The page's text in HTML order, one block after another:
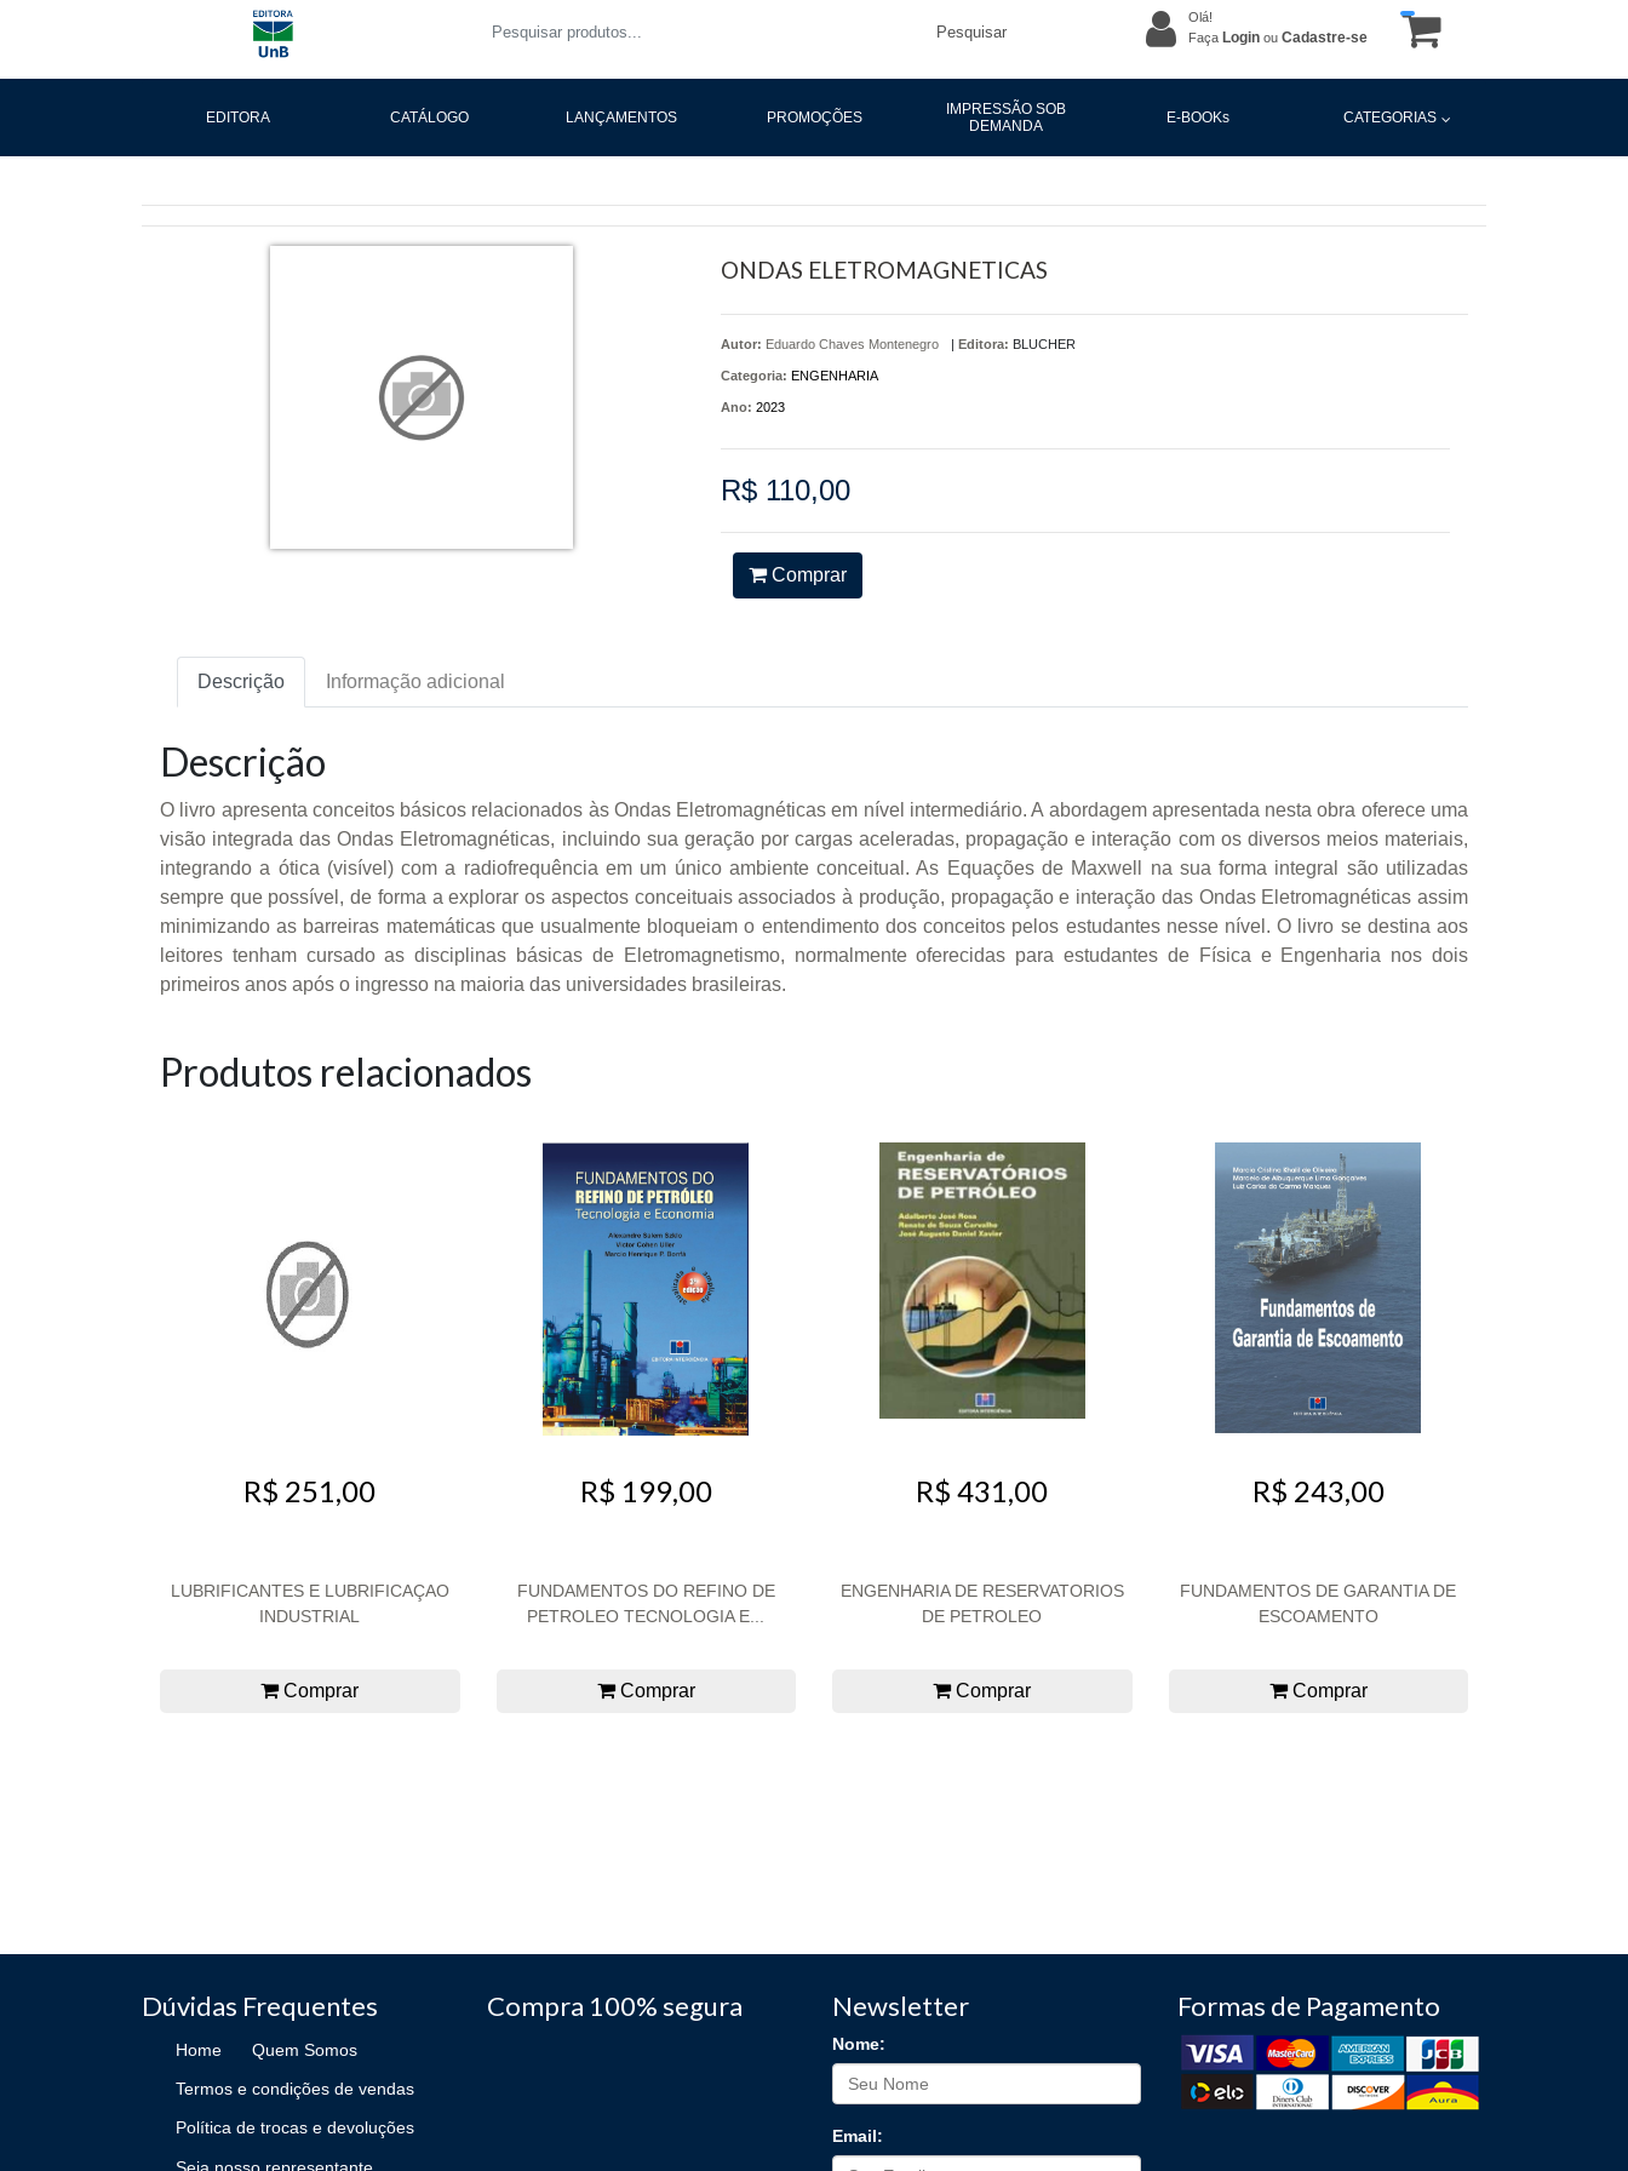
Pesquisar
Olá!
Faça Login ou Cadastre-se
EDITORA CATÁLOGO LANÇAMENTOS PROMOÇÕES
IMPRESSÃO SOB
DEMANDA
E-BOOKs CATEGORIAS
ONDAS ELETROMAGNETICAS
Autor: Eduardo Chaves Montenegro | Editora: BLUCHER
Categoria: ENGENHARIA
Ano: 2023
R$ 110,00
Comprar
Descrição Informação adicional
Descrição
O livro apresenta conceitos básicos relacionados às Ondas Eletromagnéticas em nível intermediário. A abordagem apresentada nesta obra oferece uma
visão integrada das Ondas Eletromagnéticas, incluindo sua geração por cargas aceleradas, propagação e interação com os diversos meios materiais,
integrando a ótica (visível) com a radiofrequência em um único ambiente conceitual. As Equações de Maxwell na sua forma integral são utilizadas
sempre que possível, de forma a explorar os aspectos conceituais associados à produção, propagação e interação das Ondas Eletromagnéticas assim
minimizando as barreiras matemáticas que usualmente bloqueiam o entendimento dos conceitos pelos estudantes nesse nível. O livro se destina aos
leitores tenham cursado as disciplinas básicas de Eletromagnetismo, normalmente oferecidas para estudantes de Física e Engenharia nos dois
primeiros anos após o ingresso na maioria das universidades brasileiras.
Produtos relacionados
R$ 251,00
LUBRIFICANTES E LUBRIFICAÇAO
INDUSTRIAL
Comprar
R$ 199,00
FUNDAMENTOS DO REFINO DE
PETROLEO TECNOLOGIA E...
Comprar
R$ 431,00
ENGENHARIA DE RESERVATORIOS
DE PETROLEO
Comprar
R$ 243,00
FUNDAMENTOS DE GARANTIA DE
ESCOAMENTO
Comprar
Dúvidas Frequentes
Home Quem Somos
Termos e condições de vendas
Política de trocas e devoluções
Seja nosso representante
Compra 100% segura Newsletter
Nome:
Email:
Formas de Pagamento